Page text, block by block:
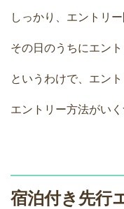
しっかり、エントリ
その日のうちにエン
というわけで、エン
エントリー方法がい
宿泊付き先行